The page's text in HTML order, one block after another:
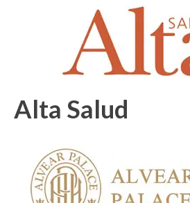
Alta Salud